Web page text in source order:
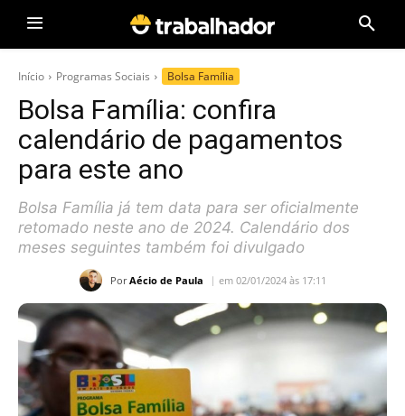
Início Programas Sociais Bolsa Família
Bolsa Família: confira
calendário de pagamentos
para este ano
Bolsa Família já tem data para ser oficialmente
retomado neste ano de 2024. Calendário dos
meses seguintes também foi divulgado
Por Aécio de Paula em 02/01/2024 às 17:11